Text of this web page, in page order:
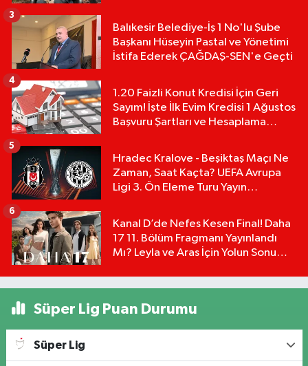
Balıkesir Belediye-İş 1 No'lu Şube
Başkanı Hüseyin Pastal ve Yönetimi
İstifa Ederek ÇAĞDAŞ-SEN'e Geçti
3
1.20 Faizli Konut Kredisi İçin Geri
Sayım! İşte İlk Evim Kredisi 1 Ağustos
Başvuru Şartları ve Hesaplama
4
Hradec Kralove - Beşiktaş Maçı Ne
Zaman, Saat Kaçta? UEFA Avrupa
Ligi 3. Ön Eleme Turu Yayın
5
Kanal D’de Nefes Kesen Final! Daha
17 11. Bölüm Fragmanı Yayınlandı
Mı? Leyla ve Aras İçin Yolun Sonu
6
Süper Lig Puan Durumu
Süper Lig